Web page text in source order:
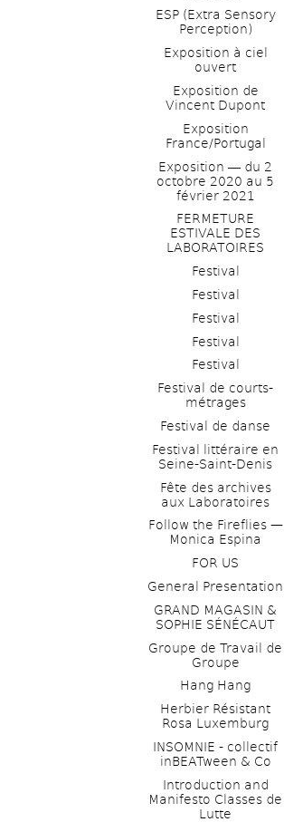
ESP (Extra Sensory
Perception)
Exposition à ciel
ouvert
Exposition de
Vincent Dupont
Exposition
France/Portugal
Exposition ― du 2
octobre 2020 au 5
février 2021
FERMETURE
ESTIVALE DES
LABORATOIRES
Festival
Festival
Festival
Festival
Festival
Festival de courts-
métrages
Festival de danse
Festival littéraire en
Seine-Saint-Denis
Fête des archives
aux Laboratoires
Follow the Fireflies —
Monica Espina
FOR US
General Presentation
GRAND MAGASIN &
SOPHIE SÉNÉCAUT
Groupe de Travail de
Groupe
Hang Hang
Herbier Résistant
Rosa Luxemburg
INSOMNIE - collectif
inBEATween & Co
Introduction and
Manifesto Classes de
Lutte